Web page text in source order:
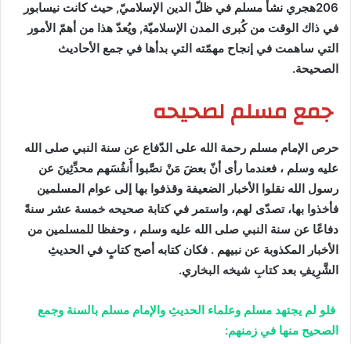
206هجري نشأ مسلم في ظلّ الدين الإسلاميّ, حيث كانت نيسابور
في ذاك الوقت من كُبرى المدن الإسلاميّة, ويُعدّ هذا من أهمّ الأمور
التي ساهمت في إنجاح مهمّته التي بدأها في جمع الأحاديث
الصحيحة.
جمع مسلم لصحيحه
حرص الإمام مسلم رحمة الله على الدّفاع عن سنة النبي صلى الله
عليه وسلم ، فعندما رأى أنّ بعضَ مَنْ نصَّبوا أَنفُسَهم محدِّثِينَ عن
رسول الله نقلوا الأخبار الضعيفة وقذفوا بها إلى عوام المسلمين
فأخذوا بها، تصدّى لهم، واستمر في كتابة صحيحه خمسة عشر سنةً
دفاعًا عن سنة النبي صلى الله عليه وسلم ، وحفظا للمسلمين من
الأخبار المكذوبة عن نبيهم . فكان كتابه أصح كتابٍ في الحديثِ
الشَّرِيفِ بعد كتابِ شيخه البخاري.
فلو لم يجتهد مسلم وعلماء الحديثِ والإمام مسلم بالسنة وجمع
الصحيح منها في زمنهم: